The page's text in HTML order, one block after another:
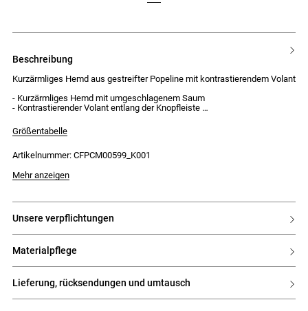
beschreibung
Kurzärmliges Hemd aus gestreifter Popeline mit kontrastierendem Volant
- Kurzärmliges Hemd mit umgeschlagenem Saum
- Kontrastierender Volant entlang der Knopfleiste
- Viktorianischer Kragen
- Weiter Schnitt
Größentabelle
Artikelnummer: CFPCM00599_K001
Das Model ist 177 cm groß und trägt Größe 34
Mehr anzeigen
unsere verpflichtungen
materialpflege
lieferung, rücksendungen und umtausch